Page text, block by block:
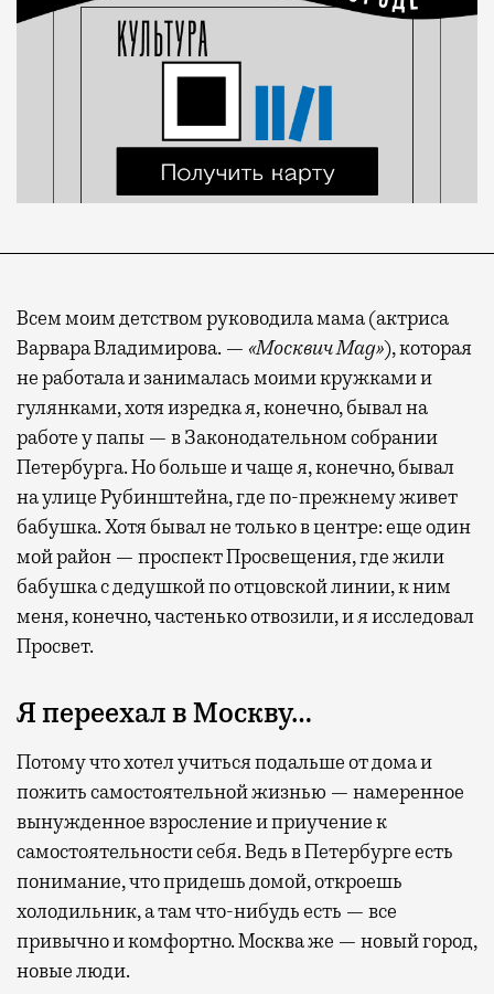
Всем моим детством руководила мама (актриса
Варвара Владимирова. — «Москвич Mag»), которая
не работала и занималась моими кружками и
гулянками, хотя изредка я, конечно, бывал на
работе у папы — в Законодательном собрании
Петербурга. Но больше и чаще я, конечно, бывал
на улице Рубинштейна, где по-прежнему живет
бабушка. Хотя бывал не только в центре: еще один
мой район — проспект Просвещения, где жили
бабушка с дедушкой по отцовской линии, к ним
меня, конечно, частенько отвозили, и я исследовал
Просвет.
Я переехал в Москву…
Потому что хотел учиться подальше от дома и
пожить самостоятельной жизнью — намеренное
вынужденное взросление и приучение к
самостоятельности себя. Ведь в Петербурге есть
понимание, что придешь домой, откроешь
холодильник, а там что-нибудь есть — все
привычно и комфортно. Москва же — новый город,
новые люди.